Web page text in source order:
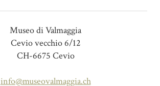
Museo di Valmaggia
Cevio vecchio 6/12
CH-6675 Cevio
info@museovalmaggia.ch